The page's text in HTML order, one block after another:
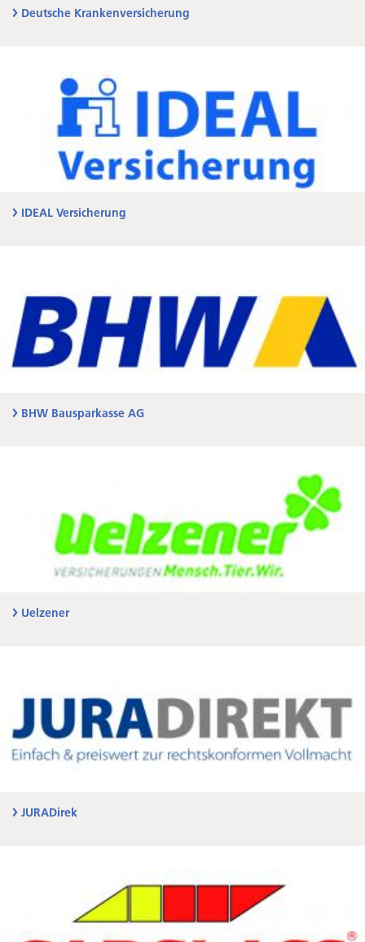
Deutsche Krankenversicherung
IDEAL Versicherung
BHW Bausparkasse AG
Uelzener
JURADirek